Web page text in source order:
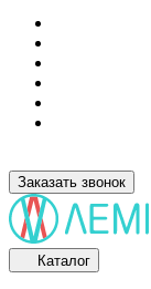
Заказать звонок
Каталог